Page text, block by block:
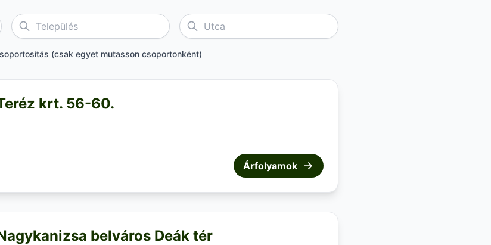
(csak egyet mutasson csoportonként)
krt. 56-60.
Árfolyamok
belváros Deák tér